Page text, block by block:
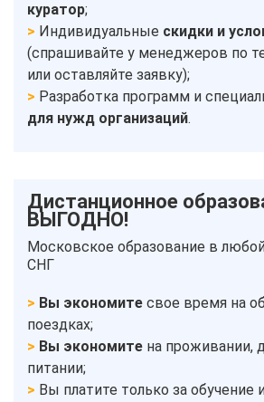
куратор;
Индивидуальные скидки и
(спрашивайте у менеджеров по
или оставляйте заявку);
Разработка программ и
для нужд организаций.
Дистанционное
ВЫГОДНО!
Московское образование в
СНГ
Вы экономите свое время на
поездках;
Вы экономите на проживании,
питании;
Вы платите только за обучение